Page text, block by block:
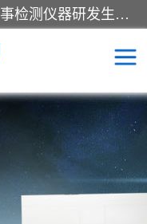
湖南兰思仪器有限公司是一家从事检测仪器研发生产销售和维修保养服务的综合型企业，产品符合国际标准可按需定制专业售前售后工程师，主要有门窗性能体验箱、门窗隔音展示箱、恒温恒湿试验箱、步入式恒温恒湿房、高低温试验箱、老化试验箱、老化试验房、恒温恒湿培养箱、水泥标准养护试验箱、电热鼓风干燥试验箱、真空干燥箱、工业烤箱、盐雾腐蚀试验箱等。
温恒湿试验箱
窗体验箱